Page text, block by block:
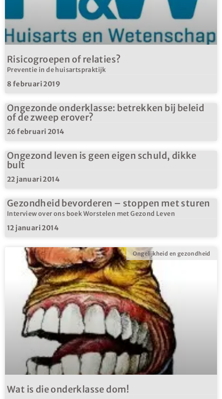
Risicogroepen of relaties?
Preventie in de huisartspraktijk
8 februari 2019
Ongezonde onderklasse: betrekken bij beleid
of de zweep erover?
26 februari 2014
Ongezond leven is geen eigen schuld, dikke
bult
22 januari 2014
Gezondheid bevorderen – stoppen met sturen
Interview over ons boek Worstelen met Gezond Leven
12 januari 2014
Ongelijkheid en gezondheid
Wat is die onderklasse dom!